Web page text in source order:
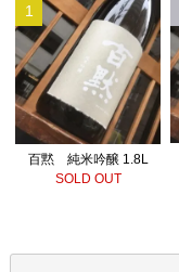
1
百黙 純米吟醸 1.8L
SOLD OUT